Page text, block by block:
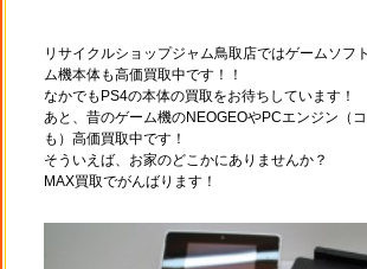
リサイクルショップジャム鳥取店ではゲームソフ
ム機本体も高価買取中です！！
なかでもPS4の本体の買取をお待ちしています！
あと、昔のゲーム機のNEOGEOやPCエンジン（
も）高価買取中です！
そういえば、お家のどこかにありませんか？
MAX買取でがんばります！